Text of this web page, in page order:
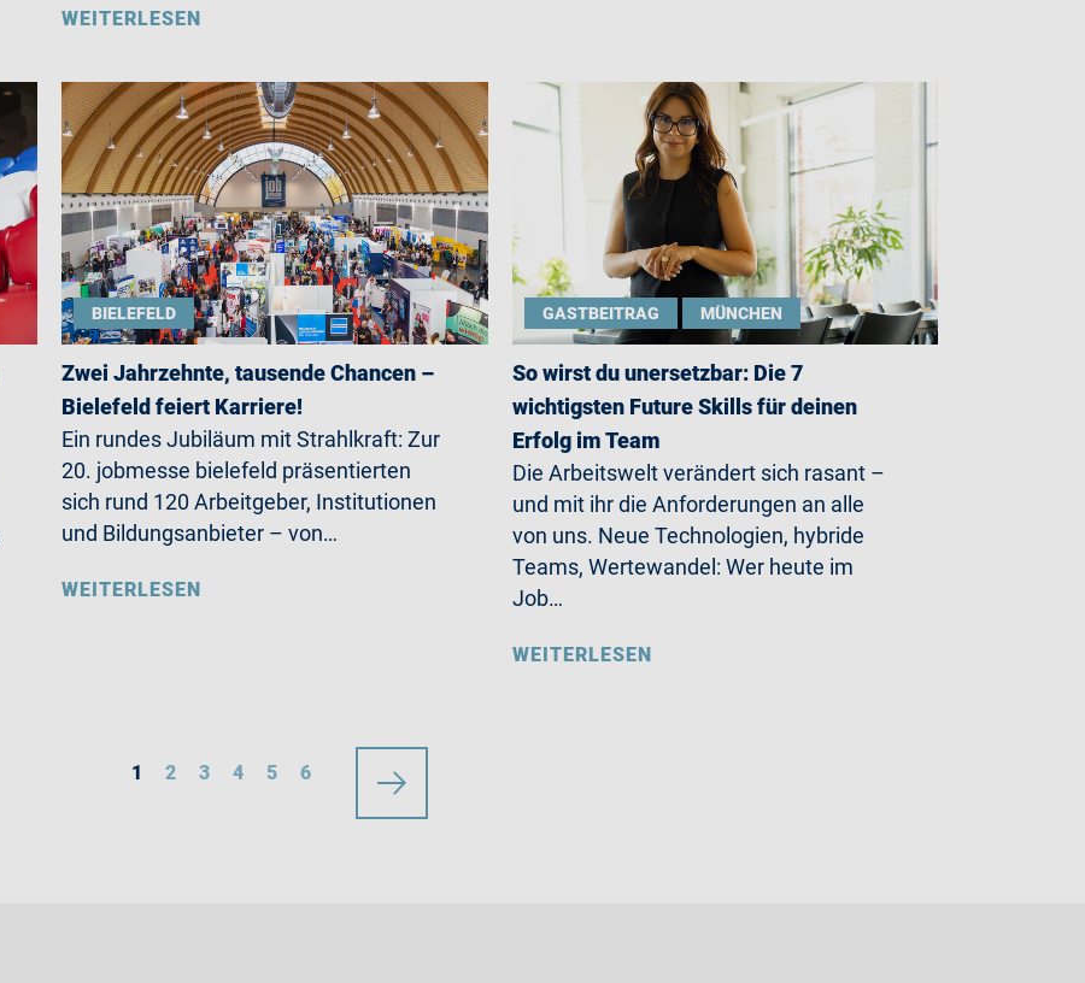
WEITERLESEN
BIELEFELD
Zwei Jahrzehnte, tausende Chancen –
Bielefeld feiert Karriere!
Ein rundes Jubiläum mit Strahlkraft: Zur
20. jobmesse bielefeld präsentierten
sich rund 120 Arbeitgeber, Institutionen
und Bildungsanbieter – von…
WEITERLESEN
GASTBEITRAG MÜNCHEN
So wirst du unersetzbar: Die 7
wichtigsten Future Skills für deinen
Erfolg im Team
Die Arbeitswelt verändert sich rasant –
und mit ihr die Anforderungen an alle
von uns. Neue Technologien, hybride
Teams, Wertewandel: Wer heute im
Job…
WEITERLESEN
1 2 3 4 5 6